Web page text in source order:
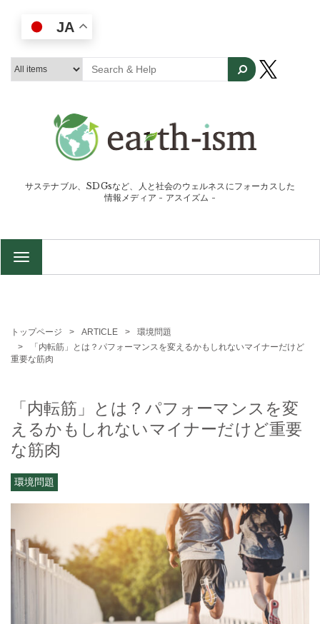
サステナブル、SDGsなど、人と社会のウェルネスにフォーカスした
情報メディア - アスイズム -
TOGGLE
トップページ ARTICLE
環境問題
「内転筋」とは？パフォーマンスを変えるかもしれないマイナーだけど
重要な筋肉
「内転筋」とは？パフォーマンスを変
えるかもしれないマイナーだけど重要
な筋肉
環境問題
JA